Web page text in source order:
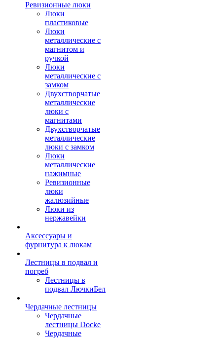
Ревизионные люки
Люки
пластиковые
Люки
металлические с
магнитом и
ручкой
Люки
металлические с
замком
Двухстворчатые
металлические
люки с
магнитами
Двухстворчатые
металлические
люки с замком
Люки
металлические
нажимные
Ревизионные
люки
жалюзийные
Люки из
нержавейки
Аксессуары и
фурнитура к люкам
Лестницы в подвал и
погреб
Лестницы в
подвал ЛючкиБел
Чердачные лестницы
Чердачные
лестницы Docke
Чердачные